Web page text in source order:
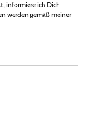
informiere ich Dich
werden gemäß meiner